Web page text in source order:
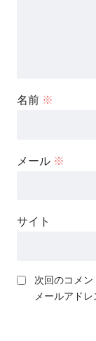
名前 ※
メール ※
サイト
次回のコメン
メールアドレ